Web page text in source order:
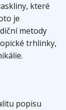
které
je
metody
trhlinky,
popisu